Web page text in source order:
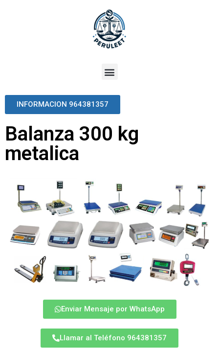
INFORMACION 964381357
Balanza 300 kg
metalica
Enviar Mensaje por WhatsApp
Llamar al Teléfono 964381357